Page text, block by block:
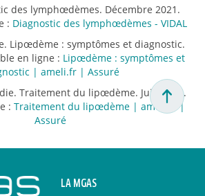
des lymphœdèmes. Décembre 2021.
: Diagnostic des lymphœdèmes - VIDAL
Lipœdème : symptômes et diagnostic.
en ligne : Lipœdème : symptômes et
| ameli.fr | Assuré
Traitement du lipœdème. Juin 2025.
: Traitement du lipœdème | ameli.fr |
Assuré
LA MGAS